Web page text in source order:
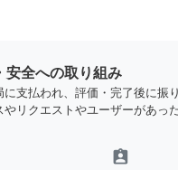
安全への取り組み
支払われ、評価・完了後に振
リクエストやユーザーがあっ
assignment_ind